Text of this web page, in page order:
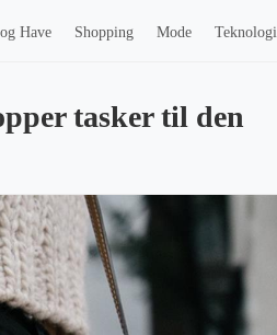
Have Shopping Mode Teknologi
tasker til den